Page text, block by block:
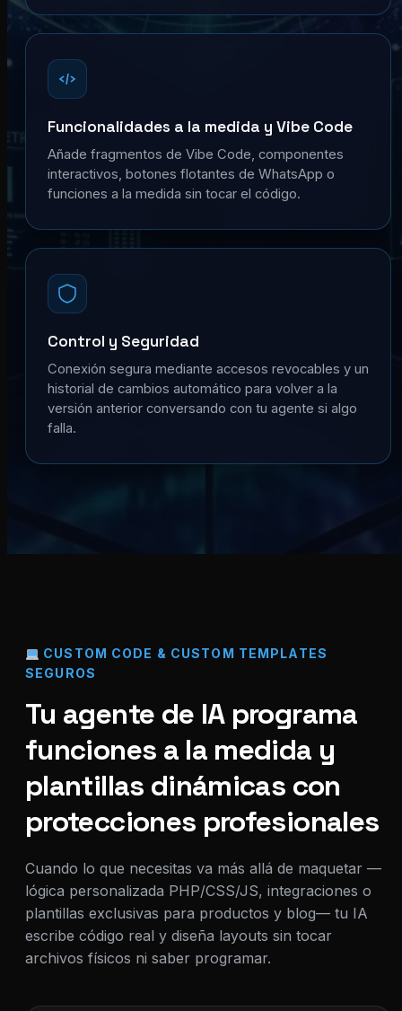
Funcionalidades a la medida y Vibe Code
Añade fragmentos de Vibe Code, componentes
interactivos, botones flotantes de WhatsApp o
funciones a la medida sin tocar el código.
Control y Seguridad
Conexión segura mediante accesos revocables y un
historial de cambios automático para volver a la
versión anterior conversando con tu agente si algo
falla.
CUSTOM CODE & CUSTOM TEMPLATES
SEGUROS
Tu agente de IA programa
funciones a la medida y
plantillas dinámicas con
protecciones profesionales
Cuando lo que necesitas va más allá de maquetar —
lógica personalizada PHP/CSS/JS, integraciones o
plantillas exclusivas para productos y blog— tu IA
escribe código real y diseña layouts sin tocar
archivos físicos ni saber programar.